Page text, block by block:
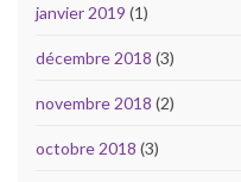
janvier 2019 (1)
décembre 2018 (3)
novembre 2018 (2)
octobre 2018 (3)